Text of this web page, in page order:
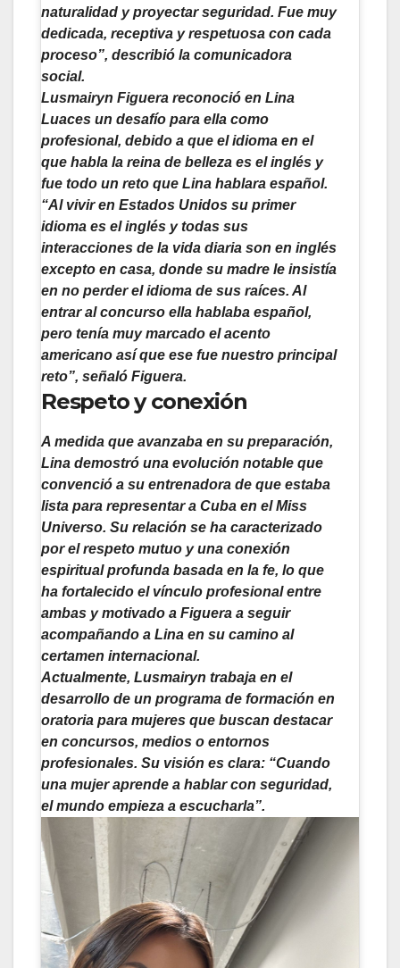
naturalidad y proyectar seguridad. Fue muy
dedicada, receptiva y respetuosa con cada
proceso”, describió la comunicadora
social.
Lusmairyn Figuera reconoció en Lina
Luaces un desafío para ella como
profesional, debido a que el idioma en el
que habla la reina de belleza es el inglés y
fue todo un reto que Lina hablara español.
“Al vivir en Estados Unidos su primer
idioma es el inglés y todas sus
interacciones de la vida diaria son en inglés
excepto en casa, donde su madre le insistía
en no perder el idioma de sus raíces. Al
entrar al concurso ella hablaba español,
pero tenía muy marcado el acento
americano así que ese fue nuestro principal
reto”, señaló Figuera.
Respeto y conexión
A medida que avanzaba en su preparación,
Lina demostró una evolución notable que
convenció a su entrenadora de que estaba
lista para representar a Cuba en el Miss
Universo. Su relación se ha caracterizado
por el respeto mutuo y una conexión
espiritual profunda basada en la fe, lo que
ha fortalecido el vínculo profesional entre
ambas y motivado a Figuera a seguir
acompañando a Lina en su camino al
certamen internacional.
Actualmente, Lusmairyn trabaja en el
desarrollo de un programa de formación en
oratoria para mujeres que buscan destacar
en concursos, medios o entornos
profesionales. Su visión es clara: “Cuando
una mujer aprende a hablar con seguridad,
el mundo empieza a escucharla”.